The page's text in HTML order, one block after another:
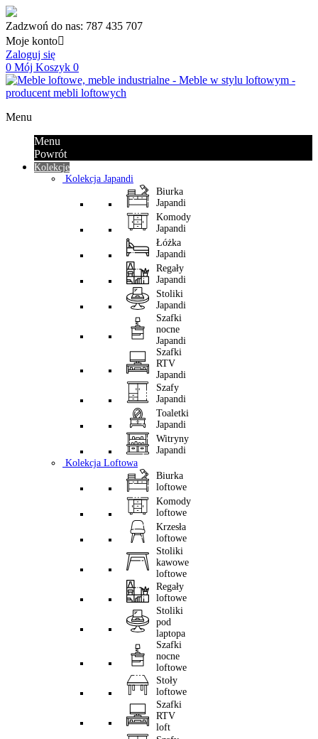
Zadzwoń do nas: 787 435 707
Moje konto
Zaloguj się
0 Mój Koszyk 0
Menu
Menu
Powrót
Kolekcje
Kolekcja Japandi
Biurka
Japandi
Komody
Japandi
Łóżka
Japandi
Regały
Japandi
Stoliki
Japandi
Szafki
nocne
Japandi
Szafki
RTV
Japandi
Szafy
Japandi
Toaletki
Japandi
Witryny
Japandi
Kolekcja Loftowa
Biurka
loftowe
Komody
loftowe
Krzesła
loftowe
Stoliki
kawowe
loftowe
Regały
loftowe
Stoliki
pod
laptopa
Szafki
nocne
loftowe
Stoły
loftowe
Szafki
RTV
loft